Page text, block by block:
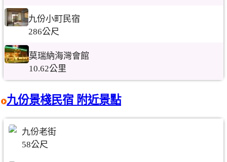
九份小町民宿
286公尺
莫瑞納海灣會館
10.62公里
九份景棧民宿 附近景點
九份老街
58公尺